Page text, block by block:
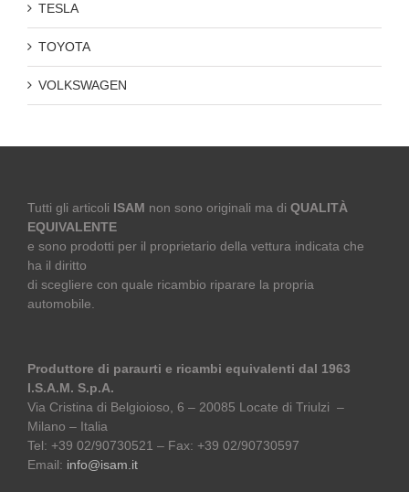
TESLA
TOYOTA
VOLKSWAGEN
Tutti gli articoli ISAM non sono originali ma di QUALITÀ
EQUIVALENTE
e sono prodotti per il proprietario della vettura indicata che
ha il diritto
di scegliere con quale ricambio riparare la propria
automobile.
Produttore di paraurti e ricambi equivalenti dal 1963
I.S.A.M. S.p.A.
Via Cristina di Belgioioso, 6 – 20085 Locate di Triulzi –
Milano – Italia
Tel: +39 02/90730521 – Fax: +39 02/90730597
Email: info@isam.it